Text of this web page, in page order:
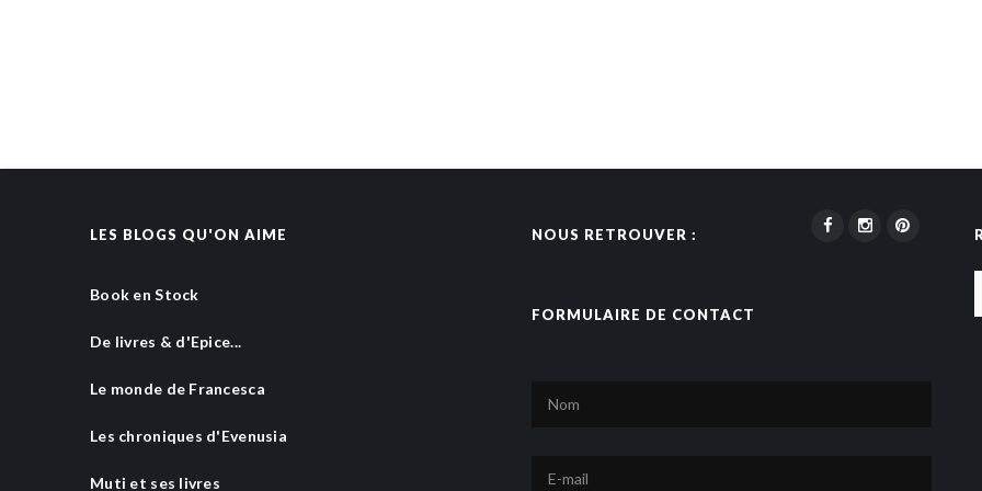
LES BLOGS QU'ON AIME
Book en Stock
De livres & d'Epice...
Le monde de Francesca
Les chroniques d'Evenusia
Muti et ses livres
NOUS RETROUVER :
FORMULAIRE DE CONTACT